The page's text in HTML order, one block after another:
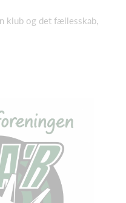
klub og det fællesskab,